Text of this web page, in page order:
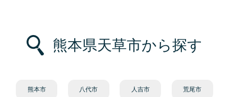
熊本県天草市から探す
熊本市 八代市 人吉市 荒尾市